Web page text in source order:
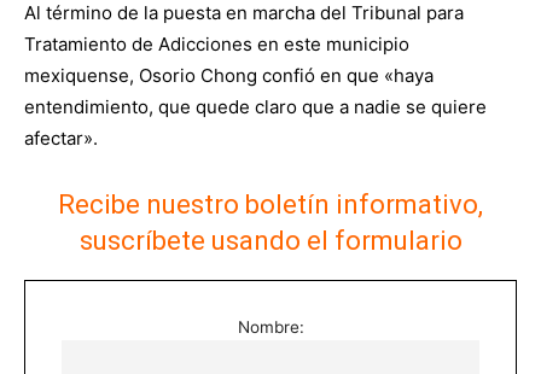
Al término de la puesta en marcha del Tribunal para
Tratamiento de Adicciones en este municipio
mexiquense, Osorio Chong confió en que «haya
entendimiento, que quede claro que a nadie se quiere
afectar».
Recibe nuestro boletín informativo,
suscríbete usando el formulario
Nombre: